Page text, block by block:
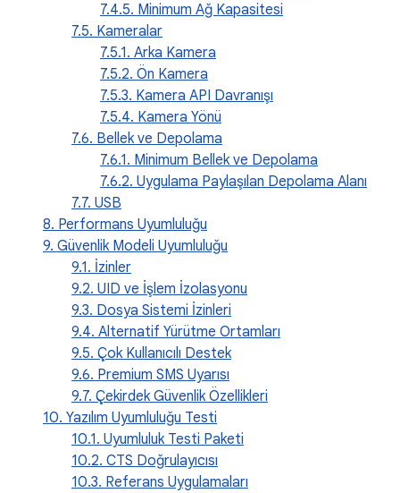
7.4.5. Minimum Ağ Kapasitesi
7.5. Kameralar
7.5.1. Arka Kamera
7.5.2. Ön Kamera
7.5.3. Kamera API Davranışı
7.5.4. Kamera Yönü
7.6. Bellek ve Depolama
7.6.1. Minimum Bellek ve Depolama
7.6.2. Uygulama Paylaşılan Depolama Alanı
7.7. USB
8. Performans Uyumluluğu
9. Güvenlik Modeli Uyumluluğu
9.1. İzinler
9.2. UID ve İşlem İzolasyonu
9.3. Dosya Sistemi İzinleri
9.4. Alternatif Yürütme Ortamları
9.5. Çok Kullanıcılı Destek
9.6. Premium SMS Uyarısı
9.7. Çekirdek Güvenlik Özellikleri
10. Yazılım Uyumluluğu Testi
10.1. Uyumluluk Testi Paketi
10.2. CTS Doğrulayıcısı
10.3. Referans Uygulamaları